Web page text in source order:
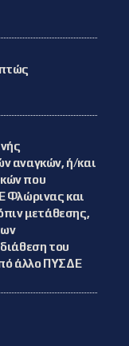
αναγκών, ή/και
που
Φλώρινας και
μετάθεσης,
του
άλλο ΠΥΣΔΕ